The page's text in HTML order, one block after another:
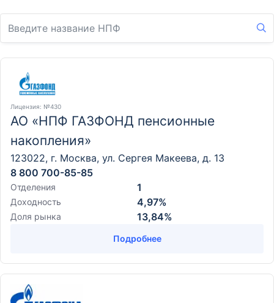
Лицензия: №430
АО «НПФ ГАЗФОНД пенсионные
накопления»
123022, г. Москва, ул. Сергея Макеева, д. 13
8 800 700-85-85
Отделения 1
Доходность 4,97%
Доля рынка 13,84%
Подробнее